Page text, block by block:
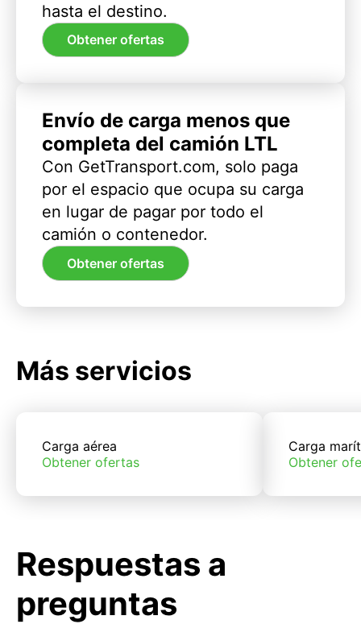
hasta el destino.
Obtener ofertas
Envío de carga menos que
completa del camión LTL
Con GetTransport.com, solo paga
por el espacio que ocupa su carga
en lugar de pagar por todo el
camión o contenedor.
Obtener ofertas
Más servicios
Carga aérea
Obtener ofertas
Carga
Obtener
Respuestas a
preguntas